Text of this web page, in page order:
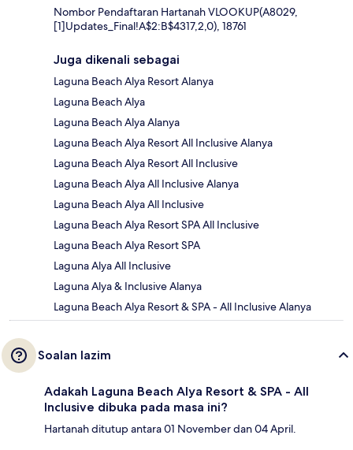
Nombor Pendaftaran Hartanah VLOOKUP(A8029,
[1]Updates_Final!A$2:B$4317,2,0), 18761
Juga dikenali sebagai
Laguna Beach Alya Resort Alanya
Laguna Beach Alya
Laguna Beach Alya Alanya
Laguna Beach Alya Resort All Inclusive Alanya
Laguna Beach Alya Resort All Inclusive
Laguna Beach Alya All Inclusive Alanya
Laguna Beach Alya All Inclusive
Laguna Beach Alya Resort SPA All Inclusive
Laguna Beach Alya Resort SPA
Laguna Alya All Inclusive
Laguna Alya & Inclusive Alanya
Laguna Beach Alya Resort & SPA - All Inclusive Alanya
Soalan lazim
Adakah Laguna Beach Alya Resort & SPA - All
Inclusive dibuka pada masa ini?
Hartanah ditutup antara 01 November dan 04 April.